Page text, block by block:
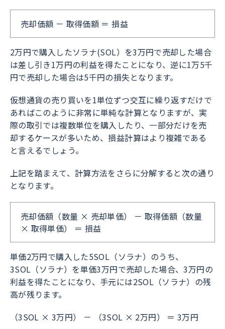
売却価額 － 取得価額 ＝ 損益
2万円で購入したソラナ(SOL）を3万円で売却した場合
は差し引き1万円の利益を得たことになり、逆に1万5千
円で売却した場合は5千円の損失となります。
仮想通貨の売り買いを1単位ずつ交互に繰り返すだけで
あればこのように非常に単純な計算となりますが、実
際の取引では複数単位を購入したり、一部分だけを売
却するケースが多いため、損益計算はより複雑である
と言えるでしょう。
上記を踏まえて、計算方法をさらに分解すると次の通り
となります。
売却価額（数量 × 売却単価） － 取得価額（数量
× 取得単価） ＝ 損益
単価2万円で購入した5SOL（ソラナ）のうち、
3SOL（ソラナ）を単価3万円で売却した場合、3万円の
利益を得たことになり、手元には2SOL（ソラナ）の残
高が残ります。
（3SOL × 3万円） － （3SOL × 2万円） ＝ 3万円